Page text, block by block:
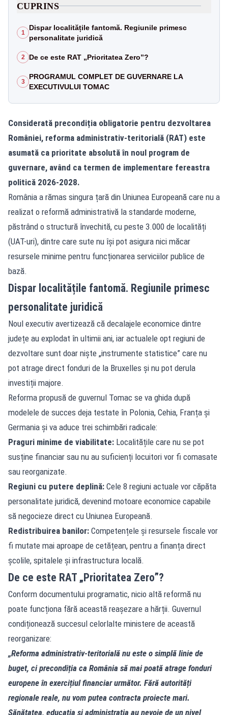
CUPRINS
1
Dispar localitățile fantomă. Regiunile primesc
personalitate juridică
2 De ce este RAT „Prioritatea Zero”?
3
PROGRAMUL COMPLET DE GUVERNARE LA
EXECUTIVULUI TOMAC
Considerată precondiția obligatorie pentru dezvoltarea
României, reforma administrativ-teritorială (RAT) este
asumată ca prioritate absolută în noul program de
guvernare, având ca termen de implementare fereastra
politică 2026-2028.
România a rămas singura țară din Uniunea Europeană care nu a
realizat o reformă administrativă la standarde moderne,
păstrând o structură învechită, cu peste 3.000 de localități
(UAT-uri), dintre care sute nu își pot asigura nici măcar
resursele minime pentru funcționarea serviciilor publice de
bază.
Dispar localitățile fantomă. Regiunile primesc
personalitate juridică
Noul executiv avertizează că decalajele economice dintre
județe au explodat în ultimii ani, iar actualele opt regiuni de
dezvoltare sunt doar niște „instrumente statistice” care nu
pot atrage direct fonduri de la Bruxelles și nu pot derula
investiții majore.
Reforma propusă de guvernul Tomac se va ghida după
modelele de succes deja testate în Polonia, Cehia, Franța și
Germania și va aduce trei schimbări radicale:
Praguri minime de viabilitate: Localitățile care nu se pot
susține financiar sau nu au suficienți locuitori vor fi comasate
sau reorganizate.
Regiuni cu putere deplină: Cele 8 regiuni actuale vor căpăta
personalitate juridică, devenind motoare economice capabile
să negocieze direct cu Uniunea Europeană.
Redistribuirea banilor: Competențele și resursele fiscale vor
fi mutate mai aproape de cetățean, pentru a finanța direct
școlile, spitalele și infrastructura locală.
De ce este RAT „Prioritatea Zero”?
Conform documentului programatic, nicio altă reformă nu
poate funcționa fără această reașezare a hărții. Guvernul
condiționează succesul celorlalte ministere de această
reorganizare:
„Reforma administrativ-teritorială nu este o simplă linie de
buget, ci precondiția ca România să mai poată atrage fonduri
europene în exercițiul financiar următor. Fără autorități
regionale reale, nu vom putea contracta proiecte mari.
Sănătatea, educația și administrația au nevoie de un nivel